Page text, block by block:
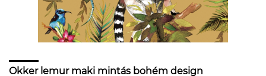
Okker lemur maki mintás bohém design